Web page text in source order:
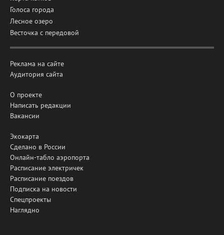
Голоса города
Лесное озеро
Весточка с передовой
Реклама на сайте
Аудитория сайта
О проекте
Написать редакции
Вакансии
Экокарта
Сделано в России
Онлайн-табло аэропорта
Расписание электричек
Расписание поездов
Подписка на новости
Спецпроекты
Наглядно